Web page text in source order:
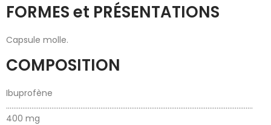
FORMES et PRÉSENTATIONS
Capsule molle.
COMPOSITION
Ibuprofène
........................................................................................................................................
400 mg